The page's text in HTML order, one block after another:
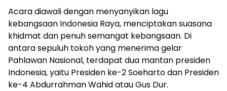
Acara diawali dengan menyanyikan lagu
kebangsaan Indonesia Raya, menciptakan suasana
khidmat dan penuh semangat kebangsaan. Di
antara sepuluh tokoh yang menerima gelar
Pahlawan Nasional, terdapat dua mantan presiden
Indonesia, yaitu Presiden ke-2 Soeharto dan Presiden
ke-4 Abdurrahman Wahid atau Gus Dur.